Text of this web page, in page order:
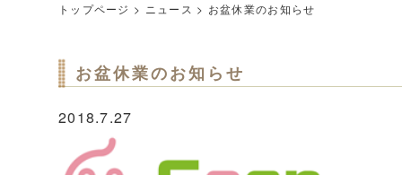
トップページ > ニュース > お盆休業のお知らせ
お盆休業のお知らせ
2018.7.27